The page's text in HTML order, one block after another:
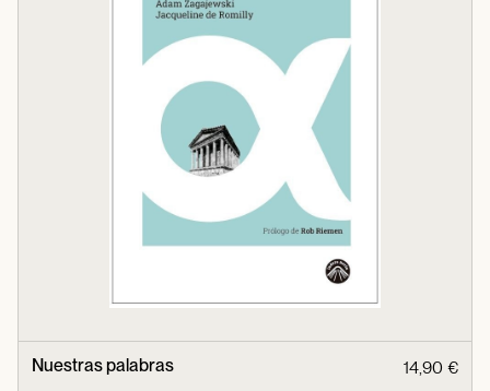
Nuestras palabras 14,90 €